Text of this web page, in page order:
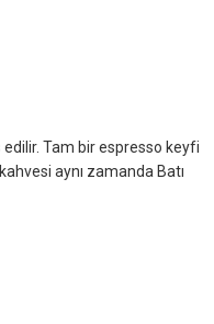
Tam bir espresso keyfi
aynı zamanda Batı